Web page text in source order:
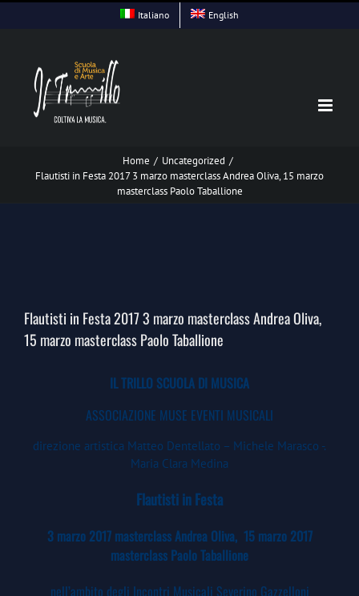
Skip
Italiano English
Home / Uncategorized /
Flautisti in Festa 2017 3 marzo masterclass Andrea Oliva, 15 marzo
masterclass Paolo Taballione
Larger
Image
Flautisti in Festa 2017 3 marzo masterclass Andrea Oliva,
15 marzo masterclass Paolo Taballione
IL TRILLO SCUOLA DI MUSICA
ASSOCIAZIONE MUSE EVENTI MUSICALI
direzione artistica Matteo Dentellato – Michele Marasco -.
Maria Clara Medina
Flautisti in Festa
3 marzo 2017 masterclass Andrea Oliva, 15 marzo 2017
masterclass Paolo Taballione
nell’ambito degli Incontri Musicali Severino Gazzelloni